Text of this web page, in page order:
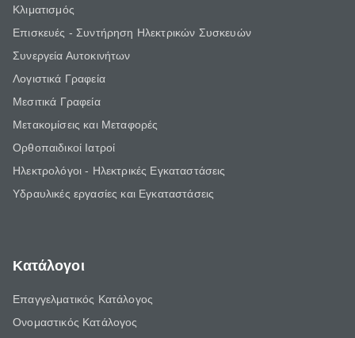
Κλιματισμός
Επισκευές - Συντήρηση Ηλεκτρικών Συσκευών
Συνεργεία Αυτοκινήτων
Λογιστικά Γραφεία
Μεσιτικά Γραφεία
Μετακομίσεις και Μεταφορές
Ορθοπαιδικοί Ιατροί
Ηλεκτρολόγοι - Ηλεκτρικές Εγκαταστάσεις
Υδραυλικές εργασίες και Εγκαταστάσεις
Κατάλογοι
Επαγγελματικός Κατάλογος
Ονομαστικός Κατάλογος